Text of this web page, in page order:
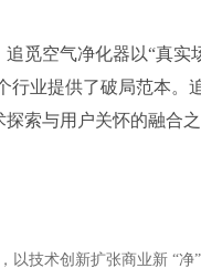
空气净化器以“真实
行业提供了破局范本
索与用户关怀的融合
以技术创新扩张商业新 “净